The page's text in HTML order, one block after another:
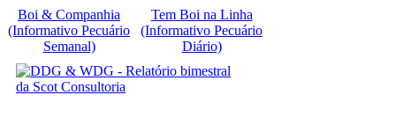
Boi & Companhia
(Informativo Pecuário
Semanal)
Tem Boi na Linha
(Informativo Pecuário
Diário)